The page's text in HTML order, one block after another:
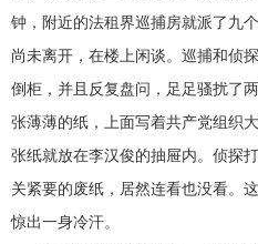
钟，附近的法租界巡捕房就派了九
尚未离开，在楼上闲谈。巡捕和侦
倒柜，并且反复盘问，足足骚扰了
张薄薄的纸，上面写着共产党组织
张纸就放在李汉俊的抽屉内。侦探
关紧要的废纸，居然连看也没看。
惊出一身冷汗。